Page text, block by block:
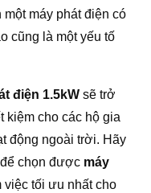
máy phát điện có
cũng là một yếu tố
điện 1.5kW sẽ trở
kiệm cho các hộ gia
động ngoài trời. Hãy
chọn được máy
việc tối ưu nhất cho